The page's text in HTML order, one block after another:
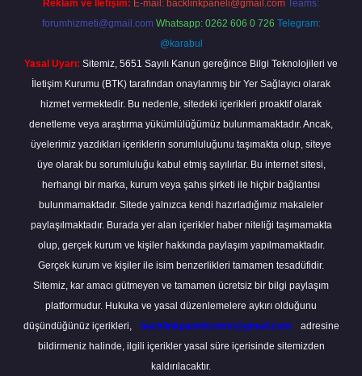
Reklam ve İletişim: E-mail: backlinkpaneli@gmail.com Teams:
forumhizmeti@gmail.com Whatsapp: 0262 606 0 726 Telegram:
@karabul
Yasal Uyarı: Sitemiz, 5651 Sayılı Kanun gereğince Bilgi Teknolojileri ve
İletişim Kurumu (BTK) tarafından onaylanmış bir Yer Sağlayıcı olarak
hizmet vermektedir. Bu nedenle, sitedeki içerikleri proaktif olarak
denetleme veya araştırma yükümlülüğümüz bulunmamaktadır. Ancak,
üyelerimiz yazdıkları içeriklerin sorumluluğunu taşımakta olup, siteye
üye olarak bu sorumluluğu kabul etmiş sayılırlar. Bu internet sitesi,
herhangi bir marka, kurum veya şahıs şirketi ile hiçbir bağlantısı
bulunmamaktadır. Sitede yalnızca kendi hazırladığımız makaleler
paylaşılmaktadır. Burada yer alan içerikler haber niteliği taşımamakta
olup, gerçek kurum ve kişiler hakkında paylaşım yapılmamaktadır.
Gerçek kurum ve kişiler ile isim benzerlikleri tamamen tesadüfidir.
Sitemiz, kar amacı gütmeyen ve tamamen ücretsiz bir bilgi paylaşım
platformudur. Hukuka ve yasal düzenlemelere aykırı olduğunu
düşündüğünüz içerikleri,
backlinkpanelicomtr@gmail.com
adresine
bildirmeniz halinde, ilgili içerikler yasal süre içerisinde sitemizden
kaldırılacaktır.